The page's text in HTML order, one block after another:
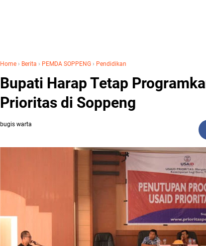
Home › Berita › PEMDA SOPPENG › Pendidikan
Bupati Harap Tetap
Prioritas di Soppeng
bugis warta